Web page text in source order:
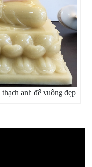
anh đế vuông đẹp